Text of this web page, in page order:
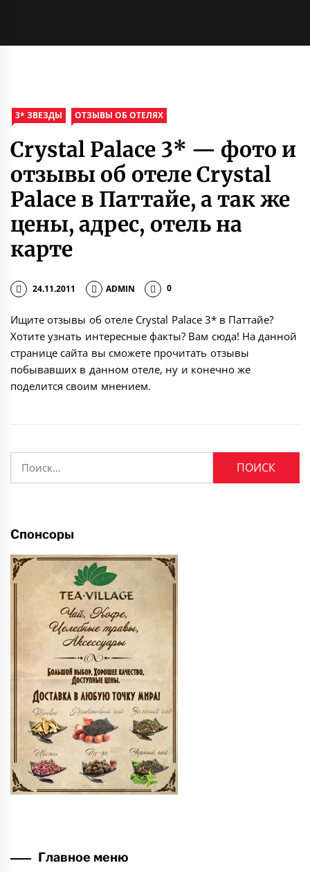
3* ЗВЕЗДЫ ОТЗЫВЫ ОБ ОТЕЛЯХ
Crystal Palace 3* — фото и
отзывы об отеле Crystal
Palace в Паттайе, а так же
цены, адрес, отель на
карте
24.11.2011 ADMIN 0
Ищите отзывы об отеле Crystal Palace 3* в Паттайе?
Хотите узнать интересные факты? Вам сюда! На данной
странице сайта вы сможете прочитать отзывы
побывавших в данном отеле, ну и конечно же
поделится своим мнением.
Спонсоры
Главное меню